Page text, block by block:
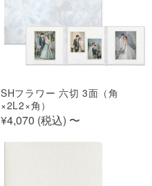
SHフラワー 六切 3面（角
×2L2×角）
¥4,070 (税込) 〜